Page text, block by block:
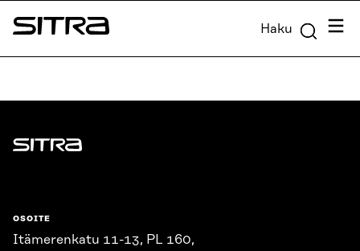
Siirry
suoraan
Sitra Haku
Sitra
OSOITE
Itämerenkatu 11-13, PL 160,